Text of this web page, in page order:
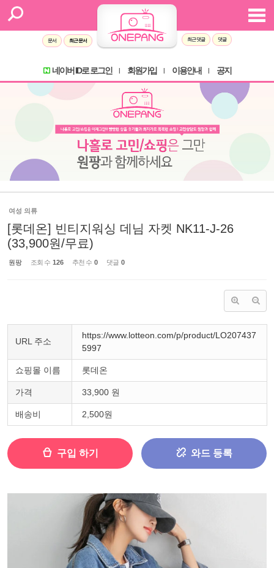
문서 최근 문서 최근 댓글 댓글
네이버 ID로 로그인 회원가입 이용안내 공지
여성 의류
[롯데온] 빈티지워싱 데님 자켓 NK11-J-26
(33,900원/무료)
원팡 조회 수 126 추천 수 0 댓글 0
URL 주소
https://www.lotteon.com/p/product/LO207437
5997
쇼핑몰 이름 롯데온
가격 33,900 원
배송비 2,500원
구입 하기 와드 등록